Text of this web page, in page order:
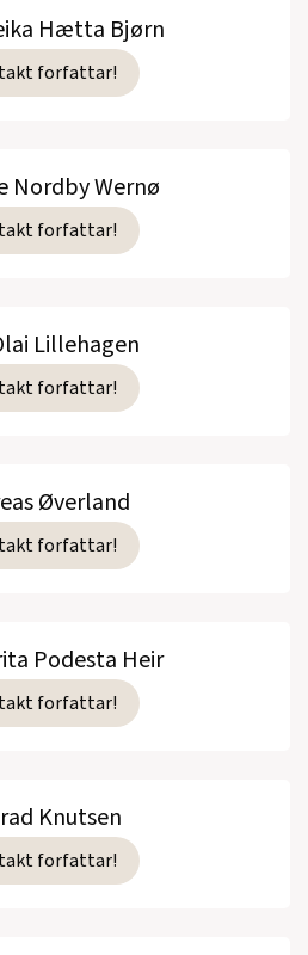
Hætta Bjørn
forfattar!
Nordby Wernø
forfattar!
Lillehagen
forfattar!
Øverland
forfattar!
Podesta Heir
forfattar!
Knutsen
forfattar!